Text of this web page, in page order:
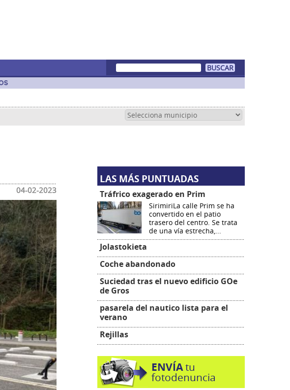
04-02-2023
LAS MÁS PUNTUADAS
Tráfrico exagerado en Prim
SirimiriLa calle Prim se ha
convertido en el patio
trasero del centro. Se trata
de una vía estrecha,...
Jolastokieta
Coche abandonado
Suciedad tras el nuevo edificio GOe
de Gros
pasarela del nautico lista para el
verano
Rejillas
ENVÍAtu
fotodenuncia